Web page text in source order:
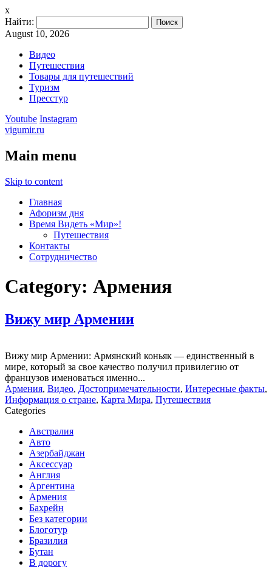
x
Найти:
August 10, 2026
Видео
Путешествия
Товары для путешествий
Туризм
Пресстур
Youtube Instagram
vigumir.ru
Main menu
Skip to content
Главная
Афоризм дня
Время Видеть «Мир»!
Путешествия
Контакты
Сотрудничество
Category: Армения
Вижу мир Армении
Вижу мир Армении: Армянский коньяк — единственный в
мире, который за свое качество получил привилегию от
французов именоваться именно...
Армения, Видео, Достопримечательности, Интересные факты,
Информация о стране, Карта Мира, Путешествия
Categories
Австралия
Авто
Азербайджан
Аксессуар
Англия
Аргентина
Армения
Бахрейн
Без категории
Блоготур
Бразилия
Бутан
В дорогу